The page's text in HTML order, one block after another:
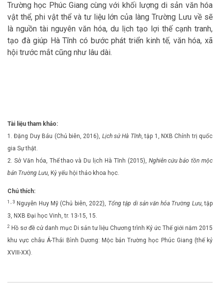
Trường học Phúc Giang cùng với khối lượng di sản văn hóa
vật thể, phi vật thể và tư liệu lớn của làng Trường Lưu về sẽ
là nguồn tài nguyên văn hóa, du lịch tạo lợi thế cạnh tranh,
tạo đà giúp Hà Tĩnh có bước phát triển kinh tế, văn hóa, xã
hội trước mắt cũng như lâu dài.
Tài liệu tham khảo:
1. Đặng Duy Báu (Chủ biên, 2016), Lịch sử Hà Tĩnh, tập 1, NXB Chính trị quốc
gia Sự thật.
2. Sở Văn hóa, Thể thao và Du lịch Hà Tĩnh (2015), Nghiên cứu bảo tồn mộc
bản Trường Lưu, Kỷ yếu hội thảo khoa học.
Chú thích:
1 , 3 Nguyễn Huy Mỹ (Chủ biên, 2022), Tổng tập di sản văn hóa Trường Lưu, tập
3, NXB Đại học Vinh, tr. 13-15, 15.
2 Hồ sơ đề cử danh mục Di sản tư liệu Chương trình Ký ức Thế giới năm 2015
khu vực châu Á-Thái Bình Dương: Mộc bản Trường học Phúc Giang (thế kỷ
XVIII-XX).